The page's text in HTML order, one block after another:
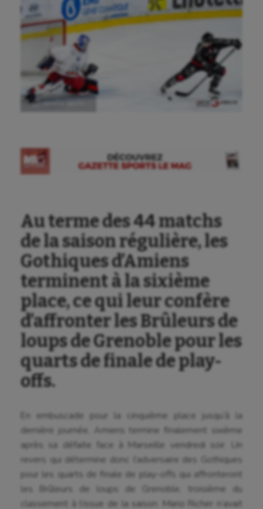
Ⓒ Gazette Sports
Au terme des 44 matchs
de la saison régulière, les
Gothiques d’Amiens
terminent à la sixième
place, ce qui leur confère
d’affronter les Brûleurs de
loups de Grenoble pour les
quarts de finale de play-
offs.
En embuscade pour la cinquième place jusqu’à la
dernière journée, Amiens termine finalement sixième
après sa défaite face à Marseille vendredi soir. Un
revers qui détermine donc l’adversaire des Gothiques
pour les quarts de finale de play-offs qui affronteront
les Brûleurs de loups de Grenoble, troisième du
classement à l’issue de la saison. Mario Richer n’avait